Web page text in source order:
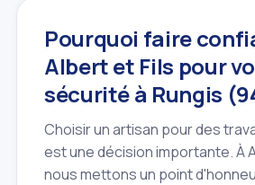
Pourquoi faire
Albert et Fils pour
sécurité à Rungis
Choisir un artisan pour des
est une décision importante. À
nous mettons un point